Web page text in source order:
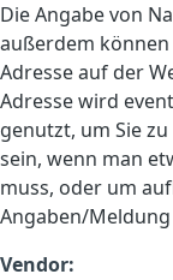
Die Angabe von
außerdem können
Adresse auf der
Adresse wird
genutzt, um Sie
sein, wenn man
muss, oder um
Angaben/
Vendor: